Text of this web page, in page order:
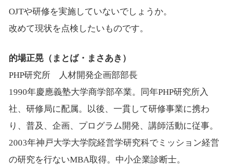
OJTや研修を実施していないでしょうか。
改めて現状を点検したいものです。
的場正晃（まとば・まさあき）
PHP研究所 人材開発企画部部長
1990年慶應義塾大学商学部卒業。同年PHP研究所入
社、研修局に配属。以後、一貫して研修事業に携わ
り、普及、企画、プログラム開発、講師活動に従事。
2003年神戸大学大学院経営学研究科でミッション経営
の研究を行ないMBA取得。中小企業診断士。